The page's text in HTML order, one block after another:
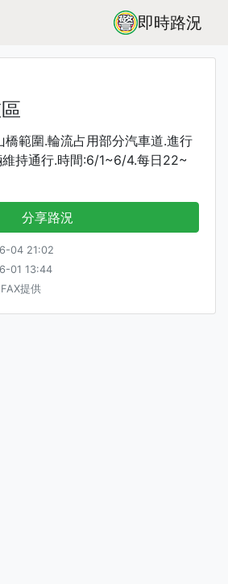
即時路況
橋範圍.輪流占用部分汽車道.進行
持通行.時間:6/1~6/4.每日22~
分享路況
04 21:02
01 13:44
提供